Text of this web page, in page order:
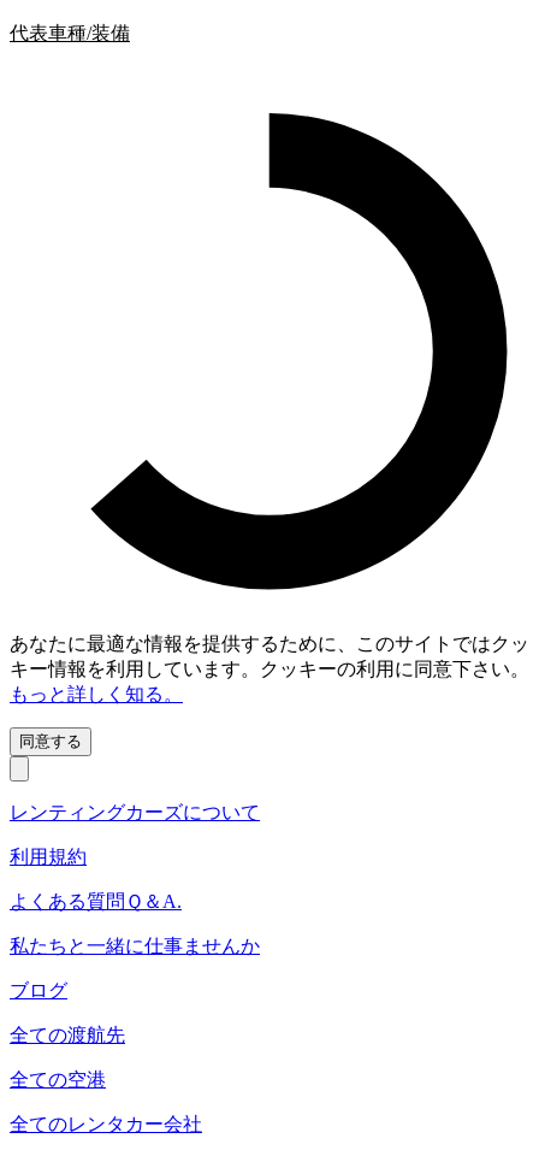
代表車種/装備
あなたに最適な情報を提供するために、このサイトではクッ
キー情報を利用しています。クッキーの利用に同意下さい。
もっと詳しく知る。
同意する
レンティングカーズについて
利用規約
よくある質問Ｑ＆A.
私たちと一緒に仕事ませんか
ブログ
全ての渡航先
全ての空港
全てのレンタカー会社